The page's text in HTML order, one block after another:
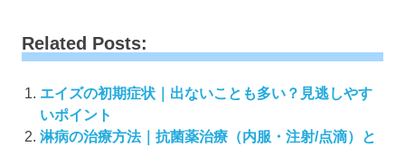
Related Posts:
エイズの初期症状｜出ないことも多い？見逃しやす
いポイント
淋病の治療方法｜抗菌薬治療（内服・注射/点滴）と